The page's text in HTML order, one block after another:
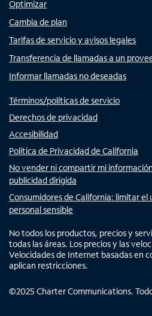
Optimizar
Cambia de plan
Tarifas de servicio y avisos legales
Transferencia de llamadas a un
Informar llamadas no deseadas
Términos/políticas de servicio
Derechos de privacidad
Accesibilidad
Política de Privacidad de California
No vender ni compartir mi
publicidad dirigida
Consumidores de California: limitar el
personal sensible
No todos los productos, precios y
todas las áreas. Los precios y las
Velocidades de Internet basadas en
aplican restricciones.
©2025 Charter Communications.